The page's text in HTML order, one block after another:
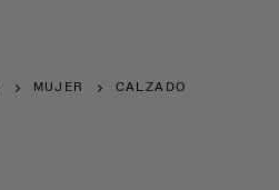
MUJER CALZADO